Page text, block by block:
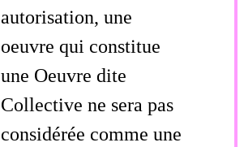
autorisation, une
oeuvre qui constitue
une Oeuvre dite
Collective ne sera pas
considérée comme une